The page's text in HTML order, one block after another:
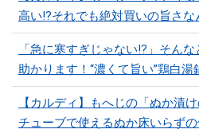
高い!?それでも絶対買いの旨さな
「急に寒すぎじゃない!?」そん
助かります！“濃くて旨い”鶏白
【カルディ】もへじの「ぬか漬
チューブで使えるぬか床いらず